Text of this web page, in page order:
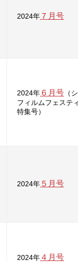
2024年 ７月号
2024年 ６月号 （
フィルムフェステ
特集号）
2024年 ５月号
2024年４月号